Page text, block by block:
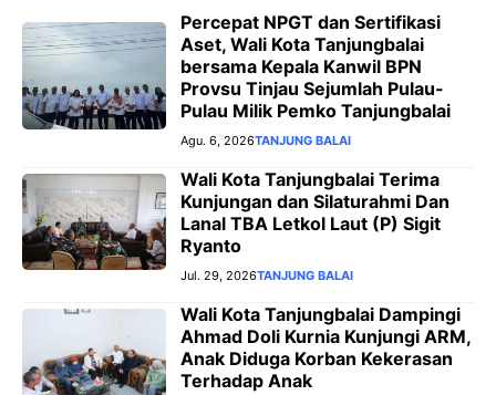
Percepat NPGT dan Sertifikasi
Aset, Wali Kota Tanjungbalai
bersama Kepala Kanwil BPN
Provsu Tinjau Sejumlah Pulau-
Pulau Milik Pemko Tanjungbalai
Agu. 6, 2026TANJUNG BALAI
Wali Kota Tanjungbalai Terima
Kunjungan dan Silaturahmi Dan
Lanal TBA Letkol Laut (P) Sigit
Ryanto
Jul. 29, 2026TANJUNG BALAI
Wali Kota Tanjungbalai Dampingi
Ahmad Doli Kurnia Kunjungi ARM,
Anak Diduga Korban Kekerasan
Terhadap Anak